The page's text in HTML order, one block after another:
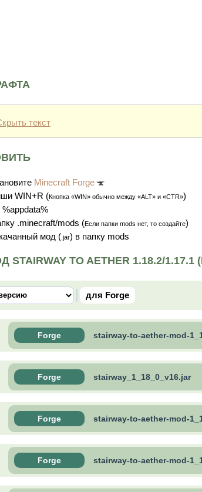
текст
Minecraft Forge
WIN+R (Кнопка «WIN» обычно между «ALT» и «CTR»)
.minecraft/mods (Если папки mods нет, то создайте)
мод ( .jar) в папку mods
STAIRWAY TO AETHER 1.18.2/
для Forge
Forge stairway-to-aether-mod-
Forge stairway_1_18_0_v16.jar
Forge stairway-to-aether-mod-
Forge stairway-to-aether-mod-